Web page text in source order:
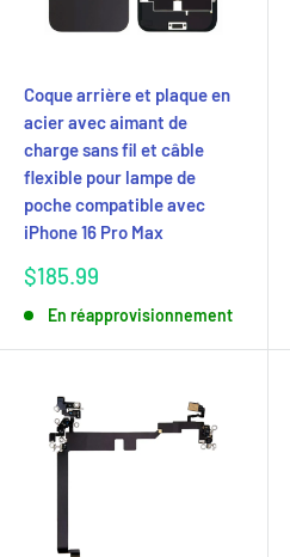
Coque arrière et plaque en
acier avec aimant de
charge sans fil et câble
flexible pour lampe de
poche compatible avec
iPhone 16 Pro Max
Prix
$185.99
En réapprovisionnement